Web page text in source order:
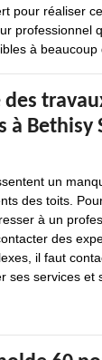
pour réaliser
professionnel
à beaucoup
à Bethisy
un
des toits.
à un
des
il faut
ses services et